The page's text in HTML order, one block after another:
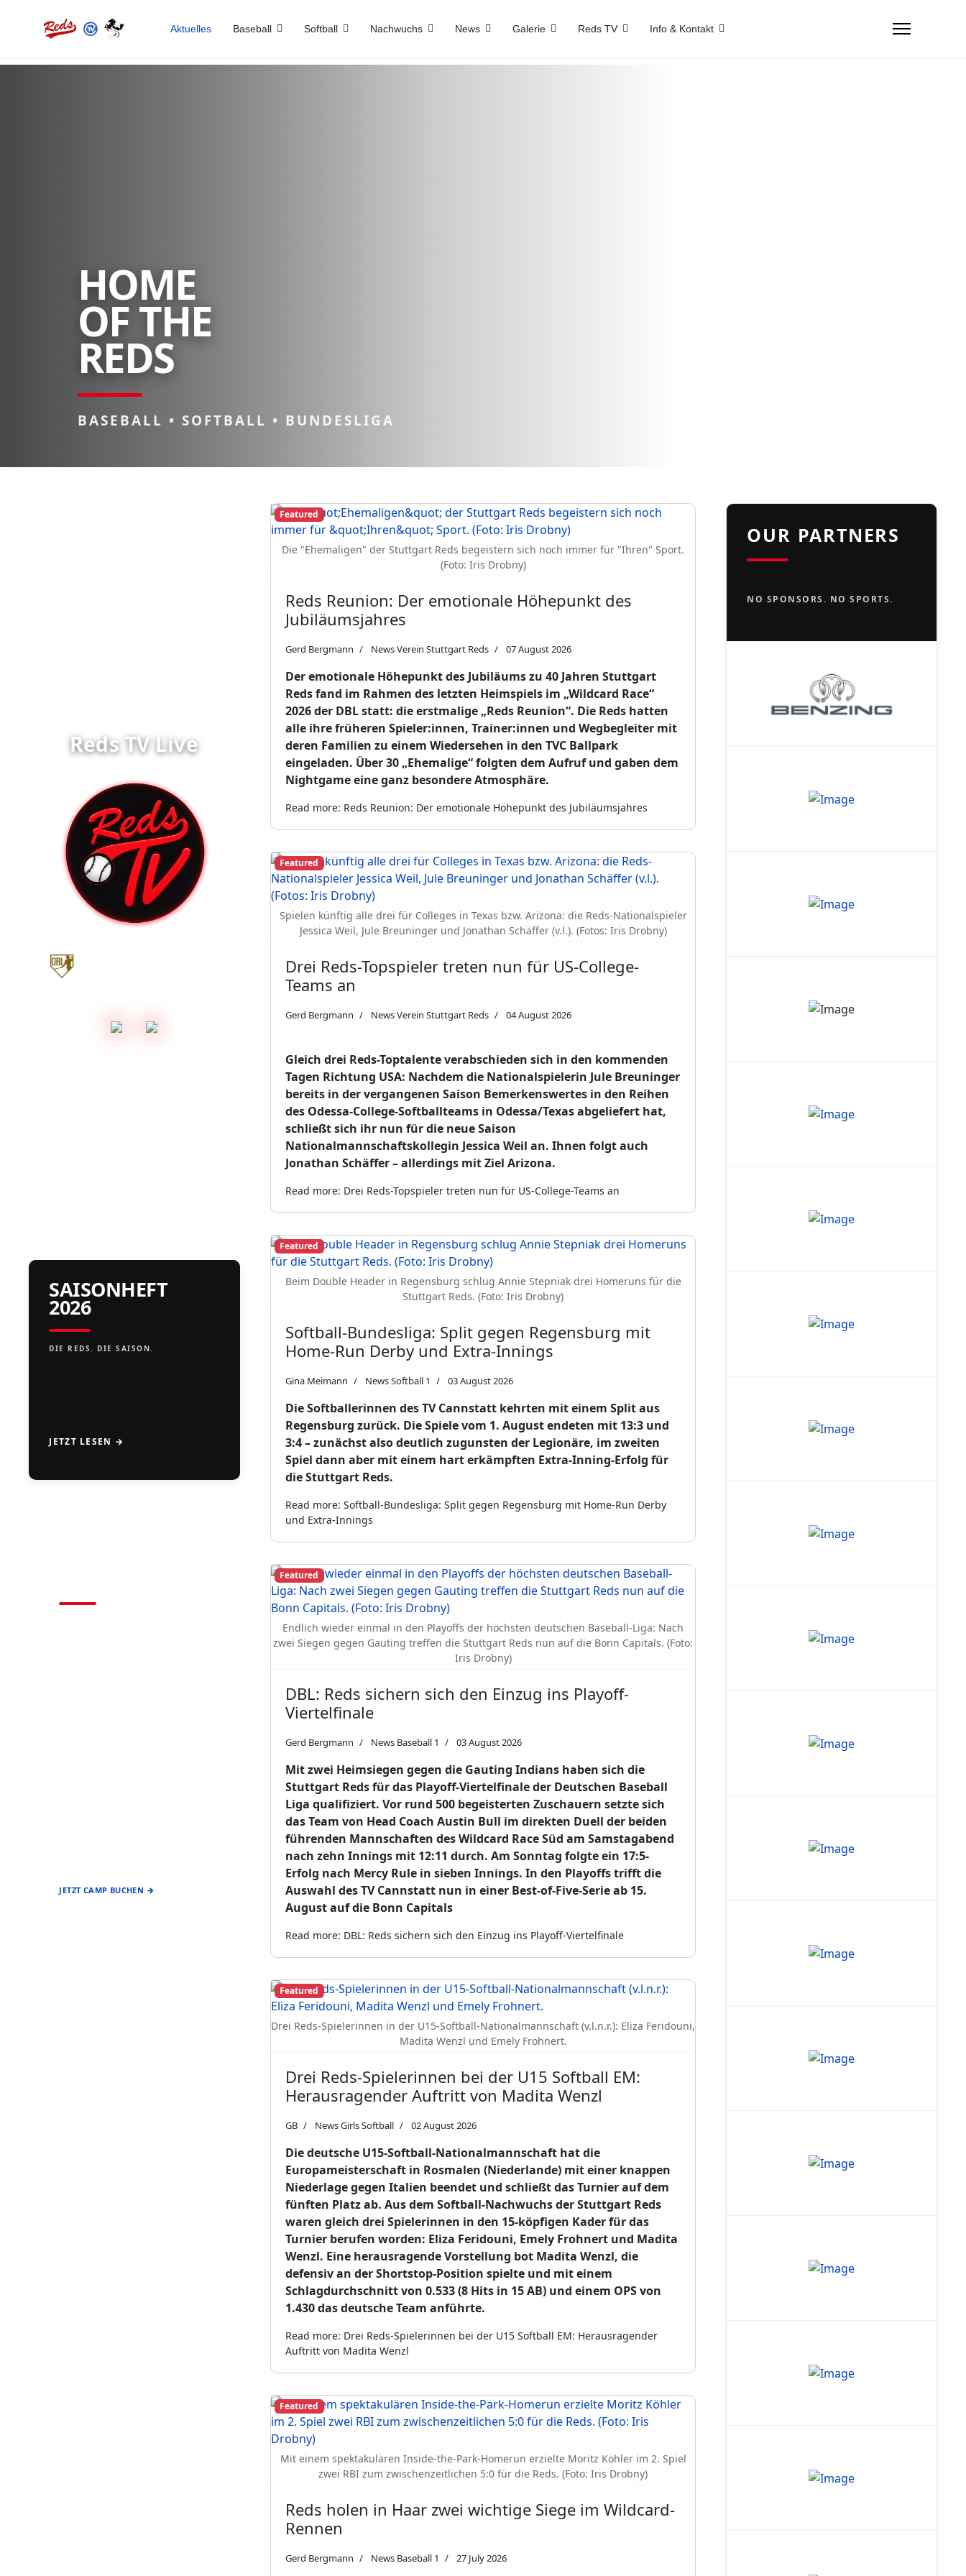
Aktuelles Baseball Softball Nachwuchs News Galerie Reds TV Info & Kontakt
HOME
OF THE
REDS
BASEBALL • SOFTBALL • BUNDESLIGA
Reds TV Live
vs.
SAISONHEFT
2026
DIE REDS. DIE SAISON.
JETZT LESEN →
JETZT CAMP BUCHEN →
Die "Ehemaligen" der Stuttgart Reds begeistern sich noch immer für "Ihren" Sport.
(Foto: Iris Drobny)
Featured
Reds Reunion: Der emotionale Höhepunkt des
Jubiläumsjahres
Gerd Bergmann News Verein Stuttgart Reds 07 August 2026
Der emotionale Höhepunkt des Jubiläums zu 40 Jahren Stuttgart
Reds fand im Rahmen des letzten Heimspiels im „Wildcard Race“
2026 der DBL statt: die erstmalige „Reds Reunion“. Die Reds hatten
alle ihre früheren Spieler:innen, Trainer:innen und Wegbegleiter mit
deren Familien zu einem Wiedersehen in den TVC Ballpark
eingeladen. Über 30 „Ehemalige“ folgten dem Aufruf und gaben dem
Nightgame eine ganz besondere Atmosphäre.
Read more: Reds Reunion: Der emotionale Höhepunkt des Jubiläumsjahres
Spielen künftig alle drei für Colleges in Texas bzw. Arizona: die Reds-Nationalspieler
Jessica Weil, Jule Breuninger und Jonathan Schäffer (v.l.). (Fotos: Iris Drobny)
Featured
Drei Reds-Topspieler treten nun für US-College-
Teams an
Gerd Bergmann News Verein Stuttgart Reds 04 August 2026
Gleich drei Reds-Toptalente verabschieden sich in den kommenden
Tagen Richtung USA: Nachdem die Nationalspielerin Jule Breuninger
bereits in der vergangenen Saison Bemerkenswertes in den Reihen
des Odessa-College-Softballteams in Odessa/Texas abgeliefert hat,
schließt sich ihr nun für die neue Saison
Nationalmannschaftskollegin Jessica Weil an. Ihnen folgt auch
Jonathan Schäffer – allerdings mit Ziel Arizona.
Read more: Drei Reds-Topspieler treten nun für US-College-Teams an
Beim Double Header in Regensburg schlug Annie Stepniak drei Homeruns für die
Stuttgart Reds. (Foto: Iris Drobny)
Featured
Softball-Bundesliga: Split gegen Regensburg mit
Home-Run Derby und Extra-Innings
Gina Meimann News Softball 1 03 August 2026
Die Softballerinnen des TV Cannstatt kehrten mit einem Split aus
Regensburg zurück. Die Spiele vom 1. August endeten mit 13:3 und
3:4 – zunächst also deutlich zugunsten der Legionäre, im zweiten
Spiel dann aber mit einem hart erkämpften Extra-Inning-Erfolg für
die Stuttgart Reds.
Read more: Softball-Bundesliga: Split gegen Regensburg mit Home-Run Derby
und Extra-Innings
Endlich wieder einmal in den Playoffs der höchsten deutschen Baseball-Liga: Nach
zwei Siegen gegen Gauting treffen die Stuttgart Reds nun auf die Bonn Capitals. (Foto:
Iris Drobny)
Featured
DBL: Reds sichern sich den Einzug ins Playoff-
Viertelfinale
Gerd Bergmann News Baseball 1 03 August 2026
Mit zwei Heimsiegen gegen die Gauting Indians haben sich die
Stuttgart Reds für das Playoff-Viertelfinale der Deutschen Baseball
Liga qualifiziert. Vor rund 500 begeisterten Zuschauern setzte sich
das Team von Head Coach Austin Bull im direkten Duell der beiden
führenden Mannschaften des Wildcard Race Süd am Samstagabend
nach zehn Innings mit 12:11 durch. Am Sonntag folgte ein 17:5-
Erfolg nach Mercy Rule in sieben Innings. In den Playoffs trifft die
Auswahl des TV Cannstatt nun in einer Best-of-Five-Serie ab 15.
August auf die Bonn Capitals
Read more: DBL: Reds sichern sich den Einzug ins Playoff-Viertelfinale
Drei Reds-Spielerinnen in der U15-Softball-Nationalmannschaft (v.l.n.r.): Eliza Feridouni,
Madita Wenzl und Emely Frohnert.
Featured
Drei Reds-Spielerinnen bei der U15 Softball EM:
Herausragender Auftritt von Madita Wenzl
GB News Girls Softball 02 August 2026
Die deutsche U15-Softball-Nationalmannschaft hat die
Europameisterschaft in Rosmalen (Niederlande) mit einer knappen
Niederlage gegen Italien beendet und schließt das Turnier auf dem
fünften Platz ab. Aus dem Softball-Nachwuchs der Stuttgart Reds
waren gleich drei Spielerinnen in den 15-köpfigen Kader für das
Turnier berufen worden: Eliza Feridouni, Emely Frohnert und Madita
Wenzl. Eine herausragende Vorstellung bot Madita Wenzl, die
defensiv an der Shortstop-Position spielte und mit einem
Schlagdurchschnitt von 0.533 (8 Hits in 15 AB) und einem OPS von
1.430 das deutsche Team anführte.
Read more: Drei Reds-Spielerinnen bei der U15 Softball EM: Herausragender
Auftritt von Madita Wenzl
Mit einem spektakulären Inside-the-Park-Homerun erzielte Moritz Köhler im 2. Spiel
zwei RBI zum zwischenzeitlichen 5:0 für die Reds. (Foto: Iris Drobny)
Featured
Reds holen in Haar zwei wichtige Siege im Wildcard-
Rennen
Gerd Bergmann News Baseball 1 27 July 2026
OUR PARTNERS
NO SPONSORS. NO SPORTS.